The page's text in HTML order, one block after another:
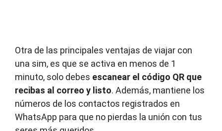
Otra de las principales ventajas de viajar con
una sim, es que se activa en menos de 1
minuto, solo debes escanear el código QR que
recibas al correo y listo. Además, mantiene los
números de los contactos registrados en
WhatsApp para que no pierdas la unión con tus